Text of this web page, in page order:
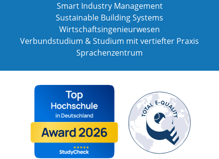
Smart Industry Management
Sustainable Building Systems
Wirtschaftsingenieurwesen
Verbundstudium & Studium mit vertiefter Praxis
Sprachenzentrum